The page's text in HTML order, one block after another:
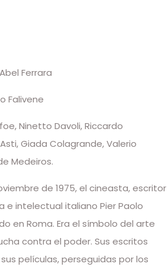
Abel Ferrara
Falivene
Ninetto Davoli, Riccardo
Giada Colagrande, Valerio
Medeiros.
de 1975, el cineasta, escritor
e intelectual italiano Pier Paolo
en Roma. Era el símbolo del arte
contra el poder. Sus escritos
películas, perseguidas por los